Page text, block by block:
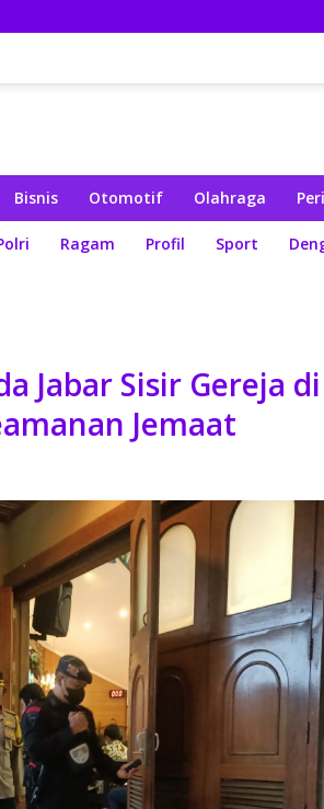
Bisnis Otomotif Olahraga
Ragam Profil Sport
Jabar Sisir Gereja di
Jemaat